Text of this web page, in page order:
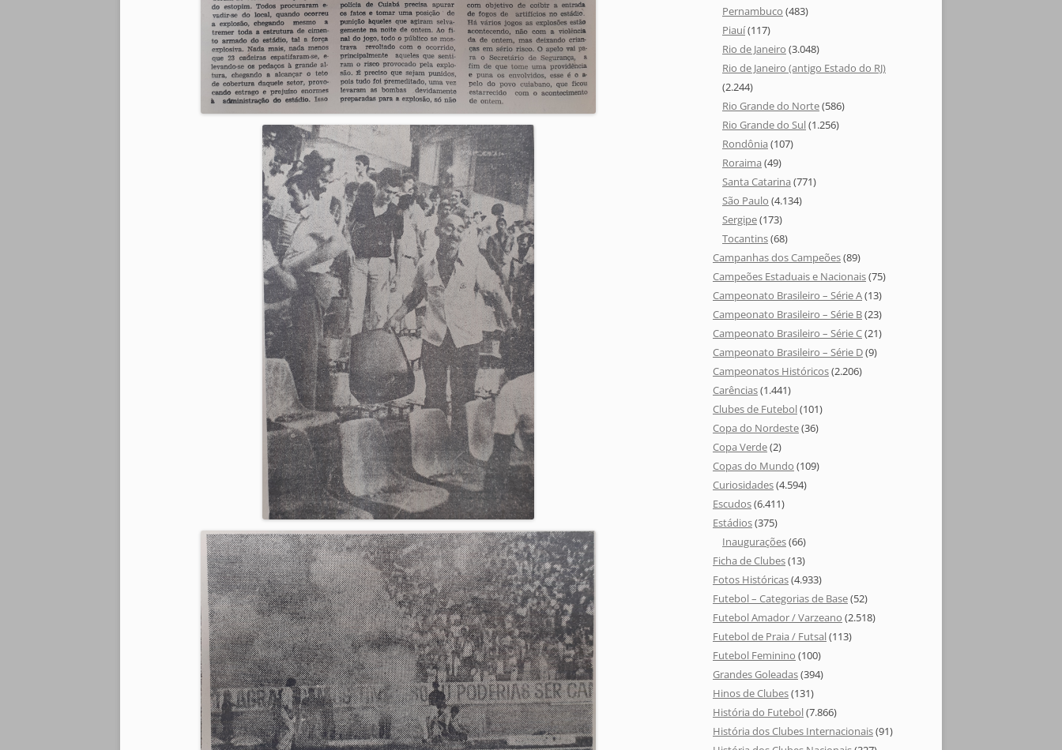
Pernambuco (483)
Piauí(117)
Rio de Janeiro (3.048)
Rio de Janeiro (antigo Estado do RJ)
(2.244)
Rio Grande do Norte(586)
Rio Grande do Sul(1.256)
Rondônia (107)
Roraima (49)
Santa Catarina (771)
São Paulo (4.134)
Sergipe(173)
Tocantins(68)
Campanhas dos Campeões(89)
Campeões Estaduais e Nacionais(75)
Campeonato Brasileiro – Série A(13)
Campeonato Brasileiro – Série B(23)
Campeonato Brasileiro – Série C(21)
Campeonato Brasileiro – Série D(9)
Campeonatos Históricos(2.206)
Carências(1.441)
Clubes de Futebol(101)
Copa do Nordeste(36)
Copa Verde(2)
Copas do Mundo (109)
Curiosidades(4.594)
Escudos(6.411)
Estádios(375)
Inaugurações(66)
Ficha de Clubes(13)
Fotos Históricas(4.933)
Futebol – Categorias de Base(52)
Futebol Amador / Varzeano (2.518)
Futebol de Praia / Futsal(113)
Futebol Feminino (100)
Grandes Goleadas(394)
Hinos de Clubes(131)
História do Futebol(7.866)
História dos Clubes Internacionais(91)